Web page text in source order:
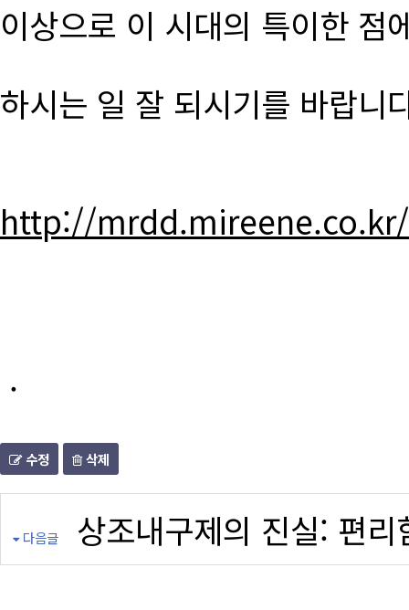
이상으로 이 시대의 특이한 점
하시는 일 잘 되시기를 바랍니
http://
.
수정 삭제
다음글 상조내구제의 진실: 편